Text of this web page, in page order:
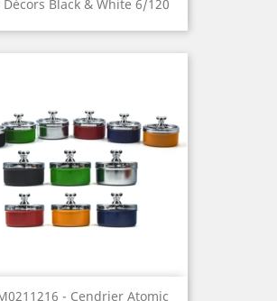
Décors Black & White 6/120
- Cendrier Atomic